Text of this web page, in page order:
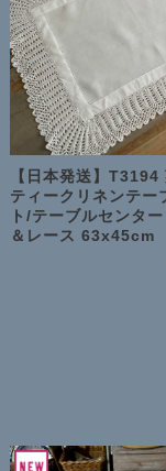
【日本発送】T3194
ティークリネンテー
ト/テーブルセンタ
＆レース 63x45cm